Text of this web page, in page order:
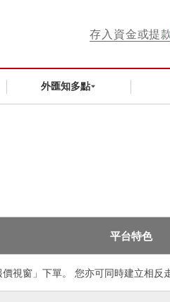
存入資金或提
外匯知多點
平台特色
視窗」下單。 您亦可同時建立相反